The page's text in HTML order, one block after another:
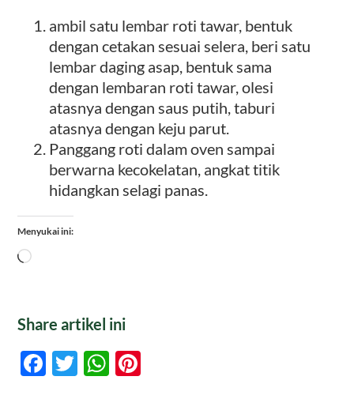
ambil satu lembar roti tawar, bentuk
dengan cetakan sesuai selera, beri satu
lembar daging asap, bentuk sama
dengan lembaran roti tawar, olesi
atasnya dengan saus putih, taburi
atasnya dengan keju parut.
Panggang roti dalam oven sampai
berwarna kecokelatan, angkat titik
hidangkan selagi panas.
Menyukai ini:
Memuat...
Share artikel ini
Facebook
TwitterWhatsApp